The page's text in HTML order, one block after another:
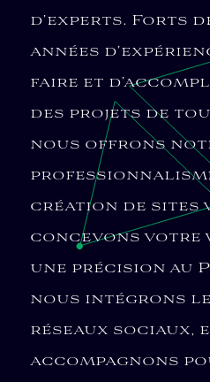
d’experts. Forts
années
faire et
des projets de
nous offrons
création de sites
concevons votre
une précision au
nous intégrons
réseaux sociaux,
accompagnons